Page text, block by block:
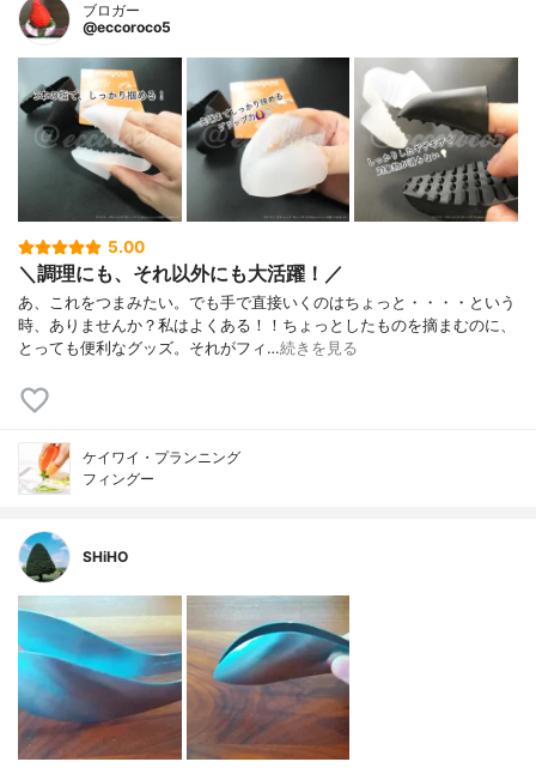
ブロガー
@eccoroco5
5.00
＼調理にも、それ以外にも大活躍！／
あ、これをつまみたい。でも手で直接いくのはちょっと・・・・という
時、ありませんか？私はよくある！！ちょっとしたものを摘まむのに、
とっても便利なグッズ。それがフィ…続きを見る
ケイワイ・プランニング
フィングー
SHiHO